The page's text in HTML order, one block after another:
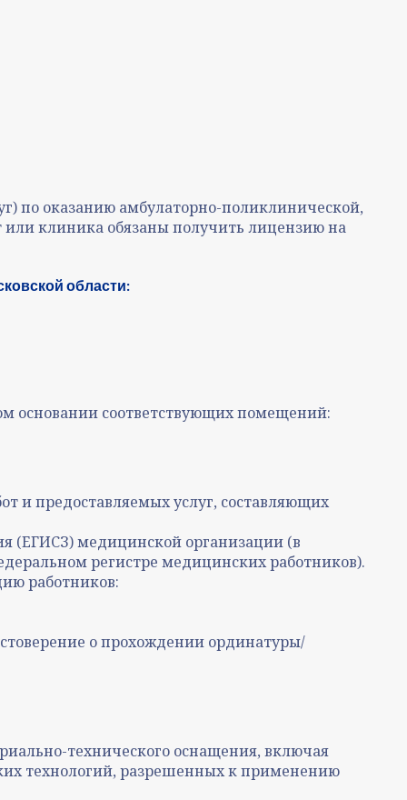
по оказанию амбулаторно-поликлинической,
клиника обязаны получить лицензию на
области:
основании соответствующих помещений:
и предоставляемых услуг, составляющих
(ЕГИСЗ) медицинской организации (в
регистре медицинских работников).
работников:
о прохождении ординатуры/
технического оснащения, включая
технологий, разрешенных к применению